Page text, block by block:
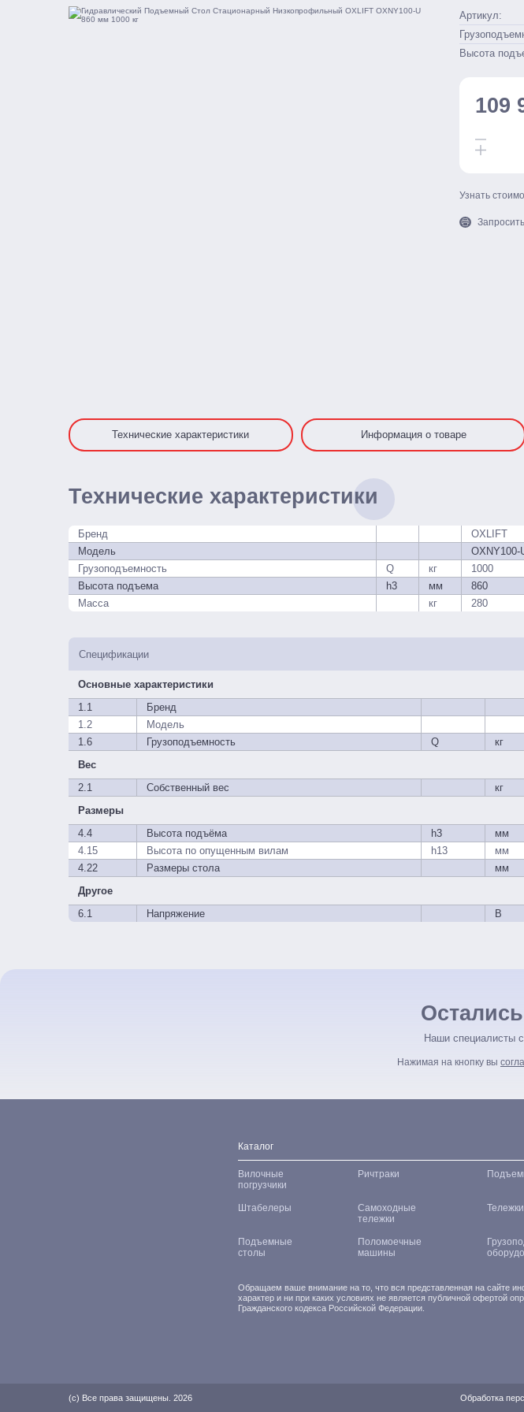
Артикул:
Высота
109
Узнать
Технические характеристики Информация о товаре
Технические характеристики
Бренд
OXLIFT
Модель
OXNY100-
Грузоподъемность
Q кг
1000
Высота подъема
h3 мм
860
Масса
кг 280
Спецификации
Основные характеристики
1.1
Бренд
1.2
Модель
1.6
Грузоподъемность Q кг
Вес
2.1
Собственный вес кг
Размеры
4.4
Высота подъёма h3 мм
4.15
Высота по опущенным вилам h13 мм
4.22
Размеры стола мм
Другое
6.1
Напряжение В
Наши специалисты
Нажимая на кнопку вы
Каталог
Вилочные
погрузчики
Ричтраки
Штабелеры
Самоходные
тележки
Тележки
Подъемные
столы
Поломоечные
машины
Обращаем ваше внимание на то, что вся представленная на сайте
характер и ни при каких условиях не является публичной офертой
Гражданского кодекса Российской Федерации.
(с) Все права защищены. 2026 Обработка